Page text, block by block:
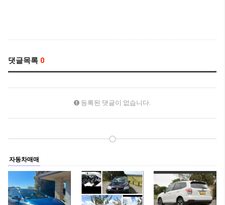
댓글목록 0
등록된 댓글이 없습니다.
자동차매매